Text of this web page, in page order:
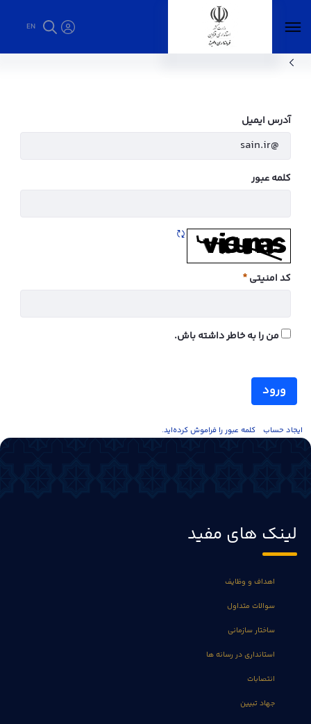
EN
استانداری قزوین - فرمانداری البرز
آدرس ایمیل
کلمه عبور
کد امنیتی
ضروری
من را به خاطر داشته باش.
ورود
ايجاد حساب کلمه عبور را فراموش کرده‌اید.
لینک های مفید
اهداف و وظایف
سوالات متداول
ساختار سازمانی
استانداری در رسانه ها
انتصابات
جهاد تبیین